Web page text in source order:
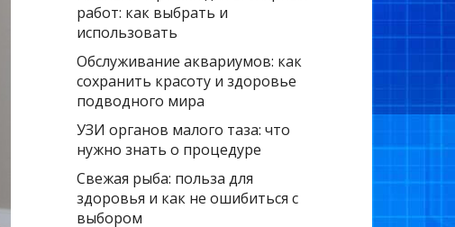
работ: как выбрать и
использовать
Обслуживание аквариумов: как
сохранить красоту и здоровье
подводного мира
УЗИ органов малого таза: что
нужно знать о процедуре
Свежая рыба: польза для
здоровья и как не ошибиться с
выбором